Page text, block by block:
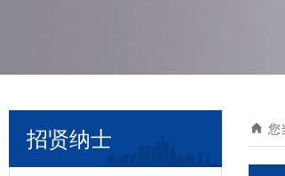
招贤纳士 您